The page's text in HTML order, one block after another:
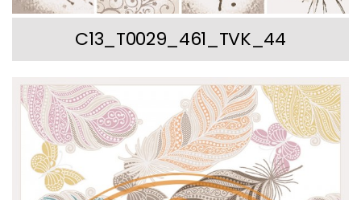
C13_T0029_461_TVK_44